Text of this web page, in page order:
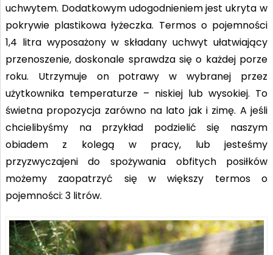
uchwytem. Dodatkowym udogodnieniem jest ukryta w
pokrywie plastikowa łyżeczka. Termos o pojemności
1,4 litra wyposażony w składany uchwyt ułatwiający
przenoszenie, doskonale sprawdza się o każdej porze
roku. Utrzymuje on potrawy w wybranej przez
użytkownika temperaturze – niskiej lub wysokiej. To
świetna propozycja zarówno na lato jak i zimę. A jeśli
chcielibyśmy na przykład podzielić się naszym
obiadem z kolegą w pracy, lub jesteśmy
przyzwyczajeni do spożywania obfitych posiłków
możemy zaopatrzyć się w większy termos o
pojemności: 3 litrów.